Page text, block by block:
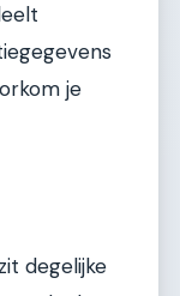
je
degelijke